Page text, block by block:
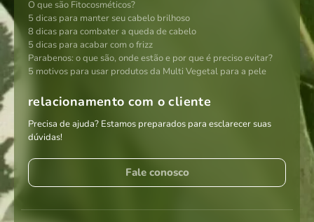
O que são Fitocosméticos?
5 dicas para manter seu cabelo brilhoso
8 dicas para combater a queda de cabelo
5 dicas para acabar com o frizz
Parabenos: o que são, onde estão e por que é preciso evitar?
5 motivos para usar produtos da Multi Vegetal para a pele
relacionamento com o cliente
Precisa de ajuda? Estamos preparados para esclarecer suas
dúvidas!
Fale conosco